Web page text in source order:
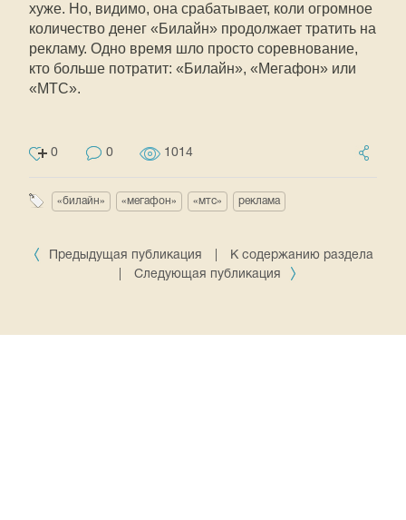
хуже. Но, видимо, она срабатывает, коли огромное
количество денег «Билайн» продолжает тратить на
рекламу. Одно время шло просто соревнование,
кто больше потратит: «Билайн», «Мегафон» или
«МТС».
0 0 1014
«билайн» «мегафон» «мтс» реклама
Предыдущая публикация
К содержанию раздела
Следующая публикация